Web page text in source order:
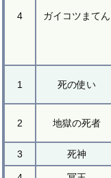
4 ガイコツまてん
1 死の使い
2 地獄の死者
3 死神